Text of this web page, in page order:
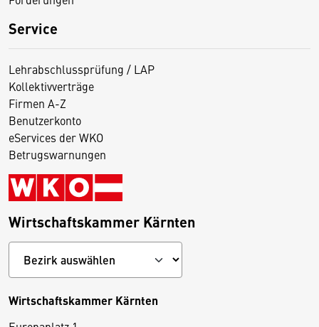
Service
Lehrabschlussprüfung / LAP
Kollektivverträge
Firmen A-Z
Benutzerkonto
eServices der WKO
Betrugswarnungen
Wirtschaftskammer Kärnten
Wirtschaftskammer Kärnten